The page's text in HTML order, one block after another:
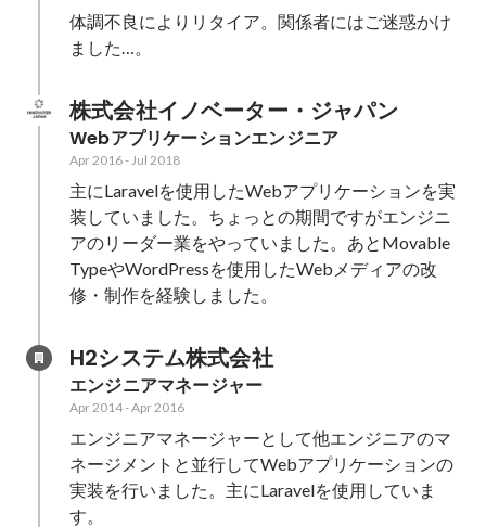
体調不良によりリタイア。関係者にはご迷惑かけ
ました…。
株式会社イノベーター・ジャパン
Webアプリケーションエンジニア
Apr 2016-Jul 2018
主にLaravelを使用したWebアプリケーションを実
装していました。ちょっとの期間ですがエンジニ
アのリーダー業をやっていました。あとMovable
TypeやWordPressを使用したWebメディアの改
修・制作を経験しました。
H2システム株式会社
エンジニアマネージャー
Apr 2014-Apr 2016
エンジニアマネージャーとして他エンジニアのマ
ネージメントと並行してWebアプリケーションの
実装を行いました。主にLaravelを使用していま
す。